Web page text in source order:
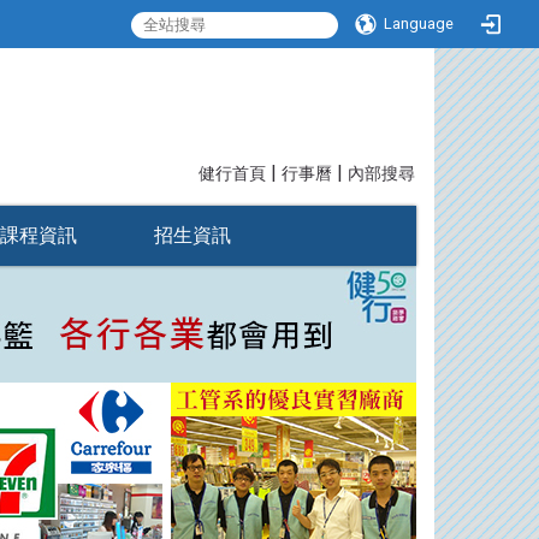
Language
健行首頁 | 行事曆 | 內部搜尋
課程資訊 招生資訊